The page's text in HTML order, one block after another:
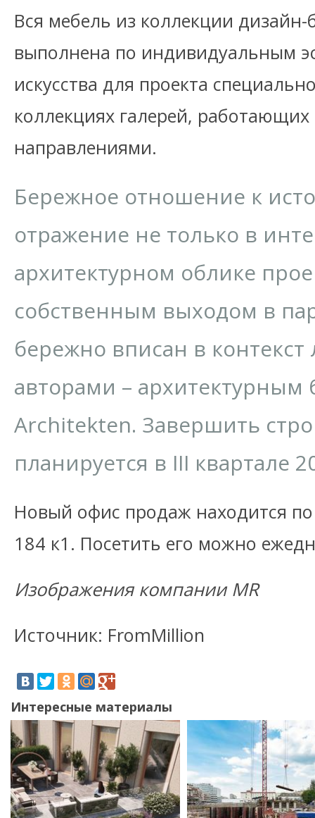
Вся мебель из коллекции дизайн-
выполнена по индивидуальным
искусства для проекта
коллекциях галерей,
направлениями.
Бережное отношение к
отражение не только в
архитектурном облике
собственным выходом в
бережно вписан в
авторами –
Architekten. Завершить
планируется в III квартале
Новый офис продаж находится
184 к1. Посетить его можно
Изображения компании MR
Источник: FromMillion
Интересные материалы